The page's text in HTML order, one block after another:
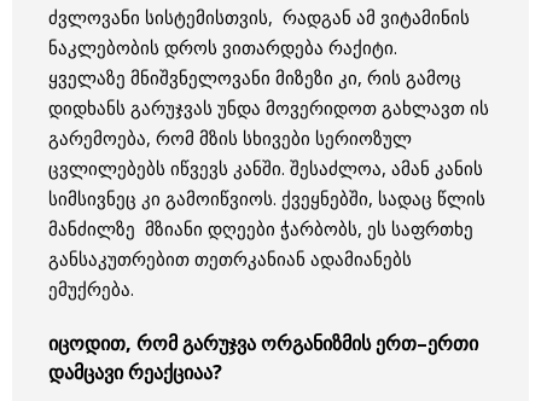
ძვლოვანი სისტემისთვის, რადგან ამ ვიტამინის
ნაკლებობის დროს ვითარდება რაქიტი.
ყველაზე მნიშვნელოვანი მიზეზი კი, რის გამოც
დიდხანს გარუჯვას უნდა მოვერიდოთ გახლავთ ის
გარემოება, რომ მზის სხივები სერიოზულ
ცვლილებებს იწვევს კანში. შესაძლოა, ამან კანის
სიმსივნეც კი გამოიწვიოს. ქვეყნებში, სადაც წლის
მანძილზე მზიანი დღეები ჭარბობს, ეს საფრთხე
განსაკუთრებით თეთრკანიან ადამიანებს
ემუქრება.
იცოდით, რომ გარუჯვა ორგანიზმის ერთ–ერთი
დამცავი რეაქციაა?